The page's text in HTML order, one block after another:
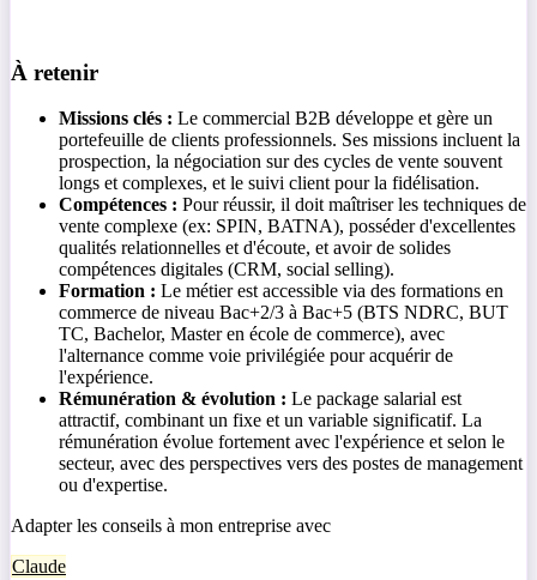
À retenir
Missions clés : Le commercial B2B développe et gère un
portefeuille de clients professionnels. Ses missions incluent la
prospection, la négociation sur des cycles de vente souvent
longs et complexes, et le suivi client pour la fidélisation.
Compétences : Pour réussir, il doit maîtriser les techniques de
vente complexe (ex: SPIN, BATNA), posséder d'excellentes
qualités relationnelles et d'écoute, et avoir de solides
compétences digitales (CRM, social selling).
Formation : Le métier est accessible via des formations en
commerce de niveau Bac+2/3 à Bac+5 (BTS NDRC, BUT
TC, Bachelor, Master en école de commerce), avec
l'alternance comme voie privilégiée pour acquérir de
l'expérience.
Rémunération & évolution : Le package salarial est
attractif, combinant un fixe et un variable significatif. La
rémunération évolue fortement avec l'expérience et selon le
secteur, avec des perspectives vers des postes de management
ou d'expertise.
Adapter les conseils à mon entreprise avec
Claude